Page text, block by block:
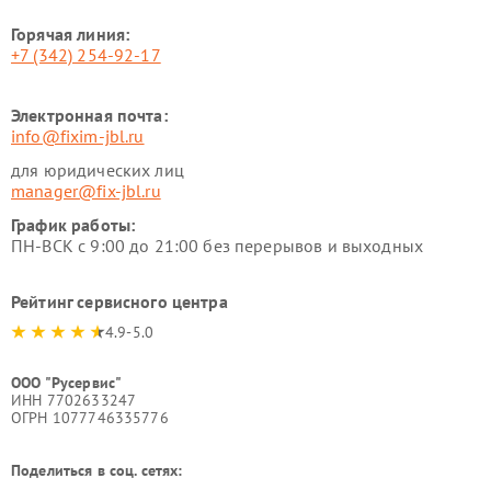
Горячая линия:
+7 (342) 254-92-17
Электронная почта:
info@fixim-jbl.ru
для юридических лиц
manager@fix-jbl.ru
График работы:
ПН-ВСК с 9:00 до 21:00 без перерывов и выходных
Рейтинг сервисного центра
4.9-5.0
ООО "Русервис"
ИНН 7702633247
ОГРН 1077746335776
Поделиться в соц. сетях: